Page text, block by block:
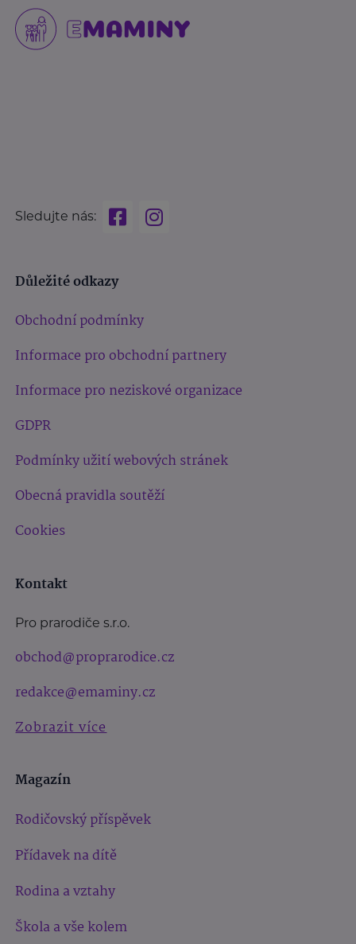
Sledujte nás:
Důležité odkazy
Obchodní podmínky
Informace pro obchodní partnery
Informace pro neziskové organizace
GDPR
Podmínky užití webových stránek
Obecná pravidla soutěží
Cookies
Kontakt
Pro prarodiče s.r.o.
obchod@proprarodice.cz
redakce@emaminy.cz
Zobrazit více
Magazín
Rodičovský příspěvek
Přídavek na dítě
Rodina a vztahy
Škola a vše kolem